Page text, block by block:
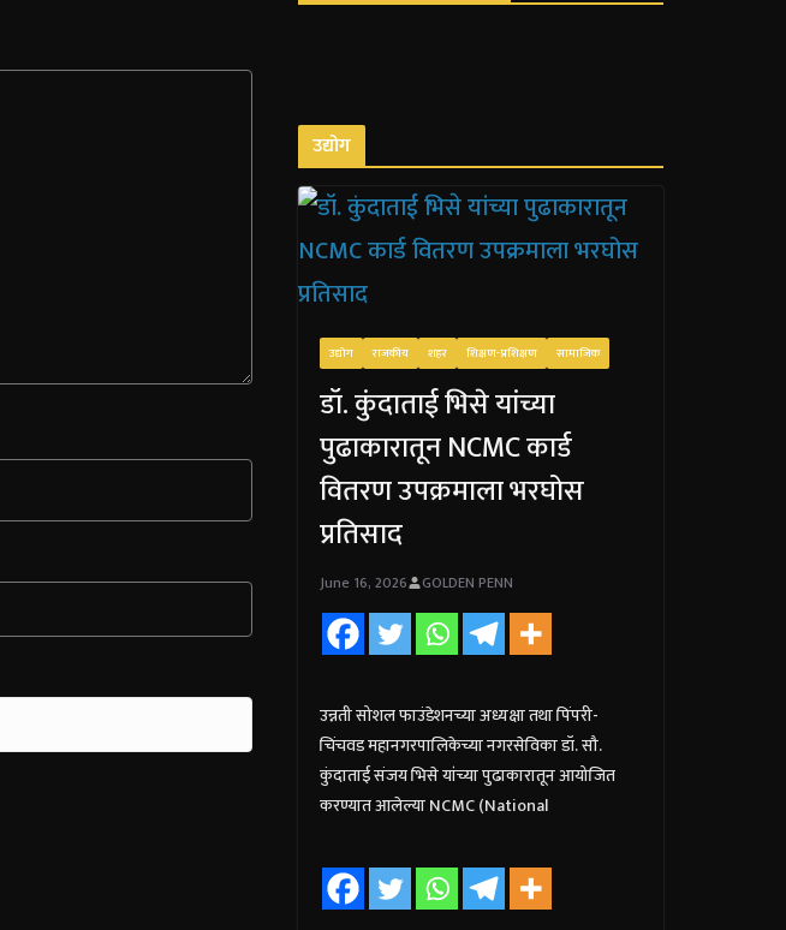
उद्योग
उद्योग राजकीय शहर शिक्षण-प्रशिक्षण सामाजिक
डॉ. कुंदाताई भिसे यांच्या
पुढाकारातून NCMC कार्ड
वितरण उपक्रमाला भरघोस
प्रतिसाद
June 16, 2026 GOLDEN PENN
उन्नती सोशल फाउंडेशनच्या अध्यक्षा तथा पिंपरी-
चिंचवड महानगरपालिकेच्या नगरसेविका डॉ. सौ.
कुंदाताई संजय भिसे यांच्या पुढाकारातून आयोजित
करण्यात आलेल्या NCMC (National